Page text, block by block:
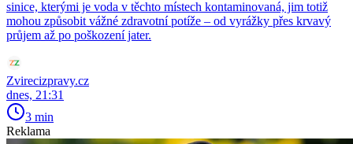
sinice, kterými je voda v těchto místech kontaminovaná, jim totiž
mohou způsobit vážné zdravotní potíže – od vyrážky přes krvavý
průjem až po poškození jater.
Zvirecizpravy.cz
dnes, 21:31
3 min
Reklama